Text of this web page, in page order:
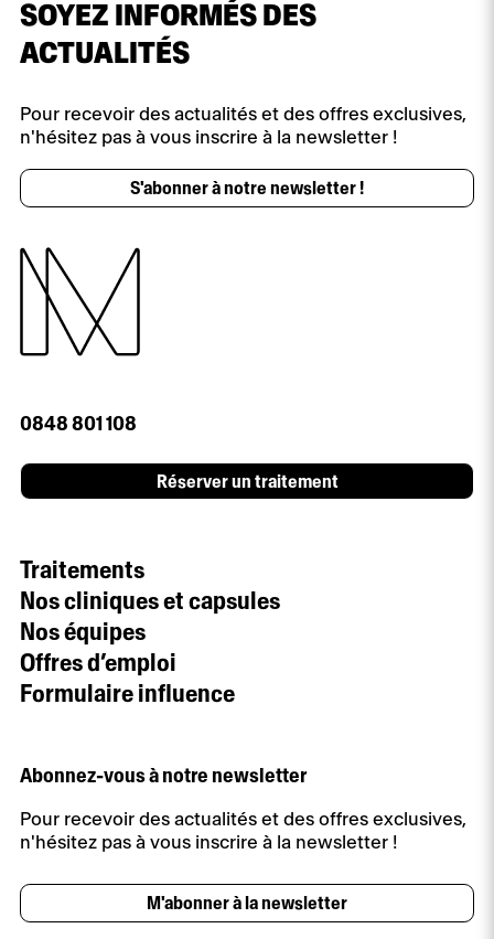
SOYEZ INFORMÉS DES
ACTUALITÉS
Pour recevoir des actualités et des offres exclusives,
n'hésitez pas à vous inscrire à la newsletter !
S'abonner à notre newsletter !
0848 801 108
Réserver un traitement
Traitements
Nos cliniques et capsules
Nos équipes
Offres d’emploi
Formulaire influence
Abonnez-vous à notre newsletter
Pour recevoir des actualités et des offres exclusives,
n'hésitez pas à vous inscrire à la newsletter !
M'abonner à la newsletter